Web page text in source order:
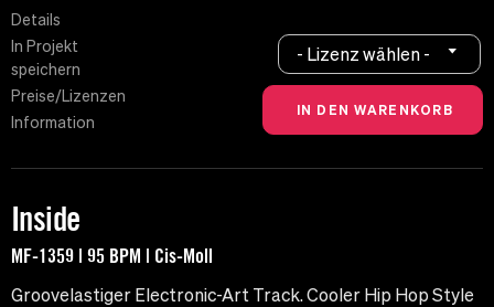
Details
In Projekt
speichern
Preise/Lizenzen
Information
- Lizenz wählen -
Inside
MF-1359 | 95 BPM | Cis-Moll
Groovelastiger Electronic-Art Track. Cooler Hip Hop Style